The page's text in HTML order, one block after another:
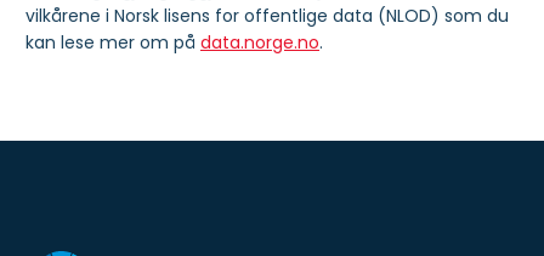
vilkårene i Norsk lisens for offentlige data (NLOD) som du
kan lese mer om på data.norge.no.